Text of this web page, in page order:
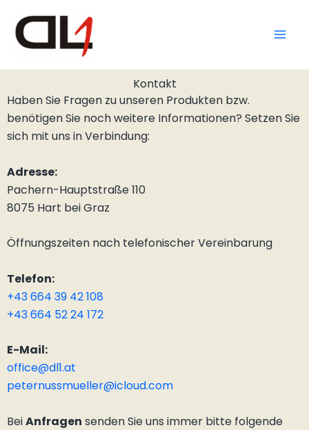
Inhalt
springen
Kontakt
Haben Sie Fragen zu unseren Produkten bzw.
benötigen Sie noch weitere Informationen? Setzen Sie
sich mit uns in Verbindung:
Adresse:
Pachern-Hauptstraße 110
8075 Hart bei Graz
Öffnungszeiten nach telefonischer Vereinbarung
Telefon:
+43 664 39 42 108
+43 664 52 24 172
E-Mail:
office@dl1.at
peternussmueller@icloud.com
BeiAnfragen senden Sie uns immer bitte folgende